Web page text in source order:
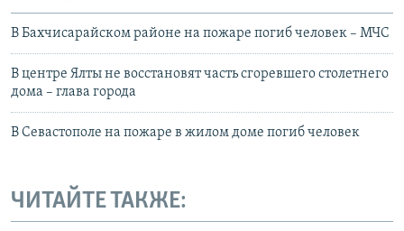
В Бахчисарайском районе на пожаре погиб человек – МЧС
В центре Ялты не восстановят часть сгоревшего столетнего
дома – глава города
В Севастополе на пожаре в жилом доме погиб человек
ЧИТАЙТЕ ТАКЖЕ: